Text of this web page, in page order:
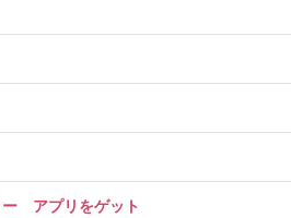
ー アプリをゲット